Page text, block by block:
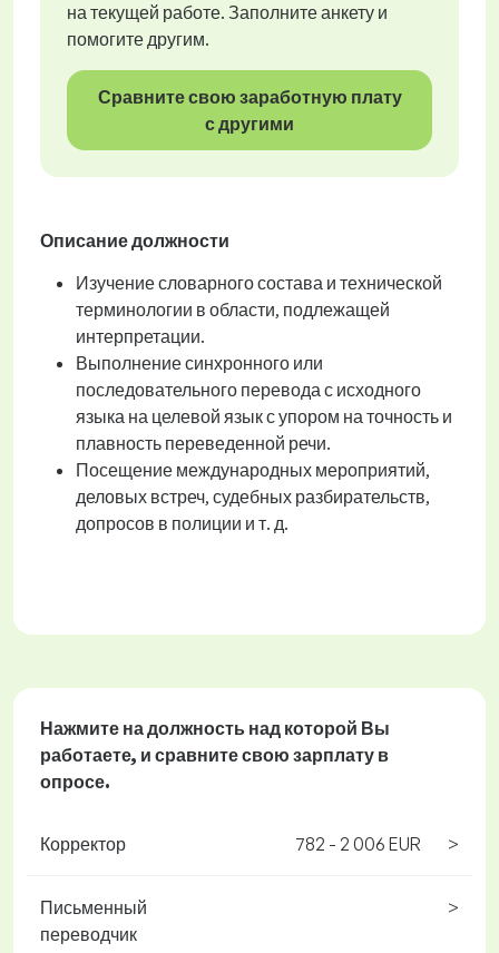
на текущей работе. Заполните анкету и
помогите другим.
Сравните свою заработную плату
с другими
Описание должности
Изучение словарного состава и технической
терминологии в области, подлежащей
интерпретации.
Выполнение синхронного или
последовательного перевода с исходного
языка на целевой язык с упором на точность и
плавность переведенной речи.
Посещение международных мероприятий,
деловых встреч, судебных разбирательств,
допросов в полиции и т. д.
Нажмите на должность над которой Вы
работаете, и сравните свою зарплату в
опросе.
Корректор 782 - 2 006 EUR >
Письменный
переводчик
>